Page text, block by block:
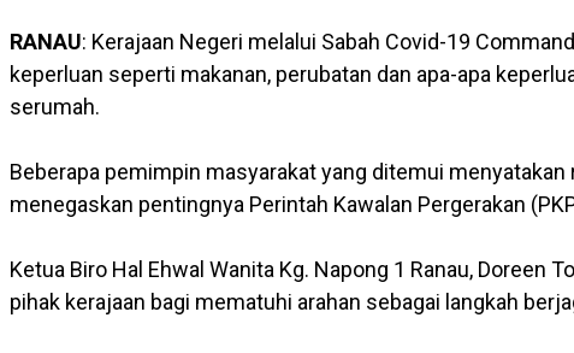
RANAU: Kerajaan Negeri melalui Sabah Covid-19
keperluan seperti makanan, perubatan dan apa-apa
serumah.
Beberapa pemimpin masyarakat yang ditemui
menegaskan pentingnya Perintah Kawalan Pergerakan
Ketua Biro Hal Ehwal Wanita Kg. Napong 1 Ranau, Doreen
pihak kerajaan bagi mematuhi arahan sebagai langkah